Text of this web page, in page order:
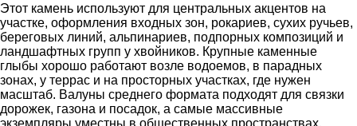
Этот камень используют для центральных акцентов на
участке, оформления входных зон, рокариев, сухих ручьев,
береговых линий, альпинариев, подпорных композиций и
ландшафтных групп у хвойников. Крупные каменные
глыбы хорошо работают возле водоемов, в парадных
зонах, у террас и на просторных участках, где нужен
масштаб. Валуны среднего формата подходят для связки
дорожек, газона и посадок, а самые массивные
экземпляры уместны в общественных пространствах,